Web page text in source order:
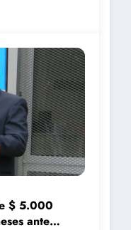
$ 5.000
antes